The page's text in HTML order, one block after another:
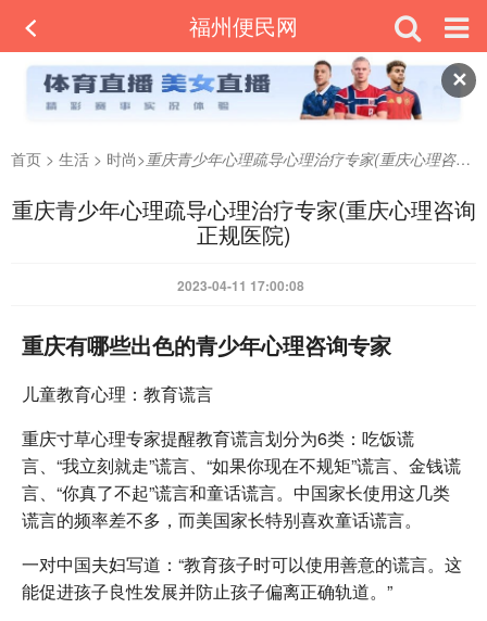
✕
福州便民网
首页 > 生活 > 时尚>重庆青少年心理疏导心理治疗专家(重庆心理咨询正规医院)
重庆青少年心理疏导心理治疗专家(重庆心理咨询
正规医院)
2023-04-11 17:00:08
重庆有哪些出色的青少年心理咨询专家
儿童教育心理：教育谎言
重庆寸草心理专家提醒教育谎言划分为6类：吃饭谎
言、“我立刻就走”谎言、“如果你现在不规矩”谎言、金钱谎
言、“你真了不起”谎言和童话谎言。中国家长使用这几类
谎言的频率差不多，而美国家长特别喜欢童话谎言。
一对中国夫妇写道：“教育孩子时可以使用善意的谎言。这
能促进孩子良性发展并防止孩子偏离正确轨道。”